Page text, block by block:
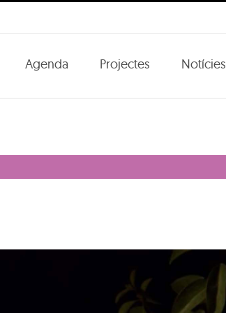
Agenda Projectes Notícies